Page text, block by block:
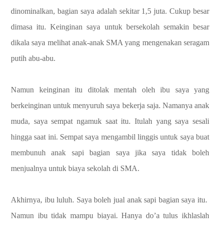
dinominalkan, bagian saya adalah sekitar 1,5 juta. Cukup besar
dimasa itu. Keinginan saya untuk bersekolah semakin besar
dikala saya melihat anak-anak SMA yang mengenakan seragam
putih abu-abu.
Namun keinginan itu ditolak mentah oleh ibu saya yang
berkeinginan untuk menyuruh saya bekerja saja. Namanya anak
muda, saya sempat ngamuk saat itu. Itulah yang saya sesali
hingga saat ini. Sempat saya mengambil linggis untuk saya buat
membunuh anak sapi bagian saya jika saya tidak boleh
menjualnya untuk biaya sekolah di SMA.
Akhirnya, ibu luluh. Saya boleh jual anak sapi bagian saya itu.
Namun ibu tidak mampu biayai. Hanya do’a tulus ikhlaslah